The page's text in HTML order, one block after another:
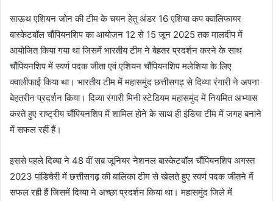
साऊथ एशियन जोन की टीम के चयन हेतु अंडर 16 एशिया कप क्वालिफायर
बास्केटबॉल चौंपियनशिप का आयोजन 12 से 15 जून 2025 तक मालदीप में
आयोजित किया गया था जिसमें भारतीय टीम ने बेहतर प्रदर्शन करने के साथ
चौंपियनशिप में स्वर्ण पदक जीता एवं एशियन चौंपियनशिप मलेशिया के लिए
क्वालीफाई किया था। भारतीय टीम में महासमुंद छत्तीसगढ़ से दिव्या रंगारी ने अपना
बेहतरीन प्रदर्शन किया। दिव्या रंगारी मिनी स्टेडियम महासमुंद में नियमित अभ्यास
करते हुए राष्ट्रीय चौंपियनशिप में शामिल होने के साथ ही इंडिया टीम में जगह बनाने
में सफल रहीं हैं।
इससे पहले दिव्या ने 48 वीं सब जूनियर नेशनल बास्केटबॉल चौंपियनशिप अगस्त
2023 पांडिचेरी में छत्तीसगढ़ की बालिका टीम से खेलते हुए स्वर्ण पदक जीतने में
सफल रही हैं जिसमें दिव्या ने अच्छा प्रदर्शन किया था। महासमुंद जिले में